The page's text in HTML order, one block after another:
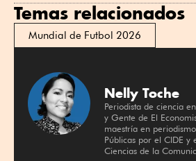
Temas relacionados
Mundial de Futbol 2026
Nelly Toche
Periodista de ciencia
y Gente de El
maestría en
Públicas por el CIDE y
Ciencias de la